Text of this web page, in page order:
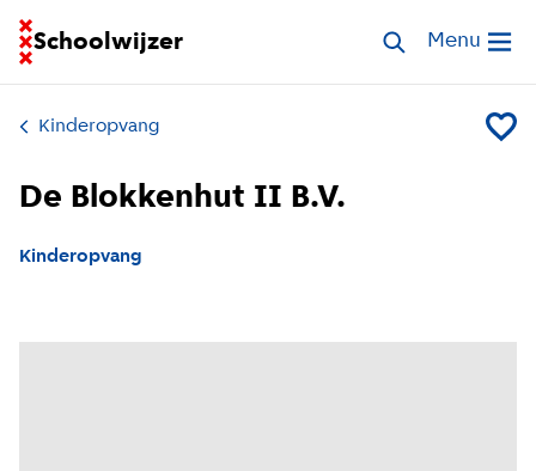
Schoolwijzer
Ga naar homepage van SchoolwijzerZoek opvang
Open
Menu
Kinderopvang Voeg
De Blokkenhut II B.V.
Kinderopvang